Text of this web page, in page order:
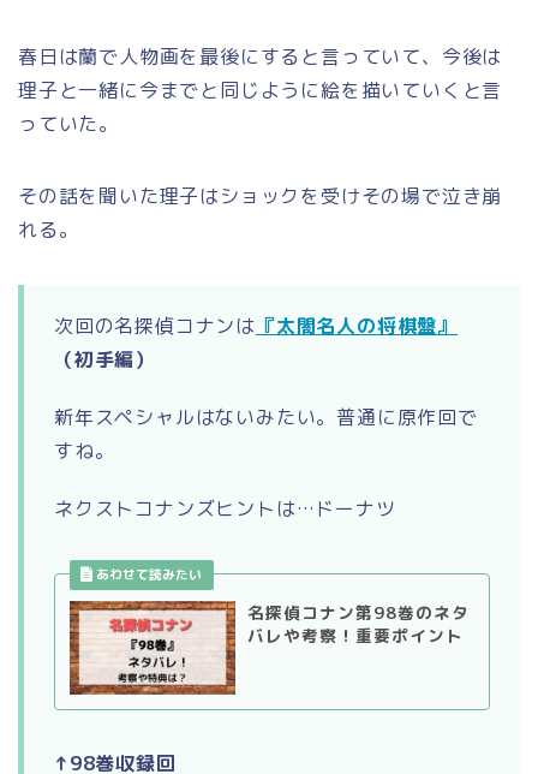
春日は蘭で人物画を最後にすると言っていて、今後は
理子と一緒に今までと同じように絵を描いていくと言
っていた。
その話を聞いた理子はショックを受けその場で泣き崩
れる。
次回の名探偵コナンは 『太閤名人の将棋盤』
（初手編）
新年スペシャルはないみたい。普通に原作回で
すね。
ネクストコナンズヒントは…ドーナツ
名探偵コナン第98巻のネタ
バレや考察！重要ポイント
↑98巻収録回